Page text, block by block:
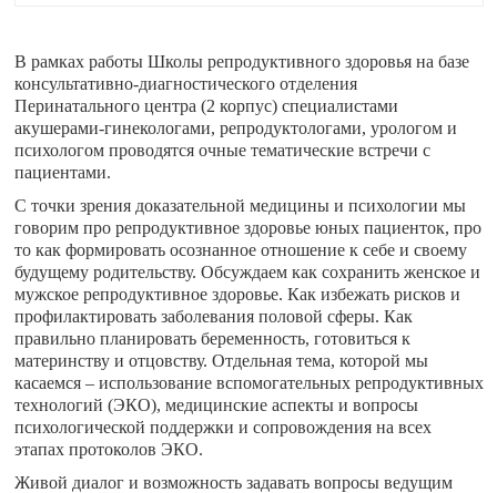
В рамках работы Школы репродуктивного здоровья на базе
консультативно-диагностического отделения
Перинатального центра (2 корпус) специалистами
акушерами-гинекологами, репродуктологами, урологом и
психологом проводятся очные тематические встречи с
пациентами.
С точки зрения доказательной медицины и психологии мы
говорим про репродуктивное здоровье юных пациенток, про
то как формировать осознанное отношение к себе и своему
будущему родительству. Обсуждаем как сохранить женское и
мужское репродуктивное здоровье. Как избежать рисков и
профилактировать заболевания половой сферы. Как
правильно планировать беременность, готовиться к
материнству и отцовству. Отдельная тема, которой мы
касаемся – использование вспомогательных репродуктивных
технологий (ЭКО), медицинские аспекты и вопросы
психологической поддержки и сопровождения на всех
этапах протоколов ЭКО.
Живой диалог и возможность задавать вопросы ведущим